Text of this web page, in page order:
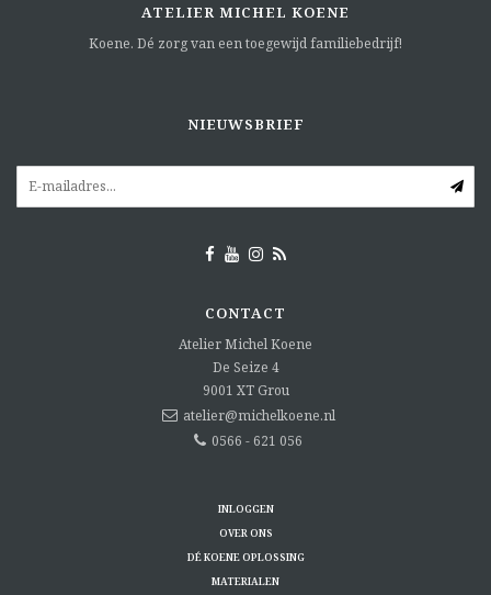
ATELIER MICHEL KOENE
Koene. Dé zorg van een toegewijd familiebedrijf!
NIEUWSBRIEF
CONTACT
Atelier Michel Koene
De Seize 4
9001 XT Grou
atelier@michelkoene.nl
0566 - 621 056
INLOGGEN
OVER ONS
DÉ KOENE OPLOSSING
MATERIALEN